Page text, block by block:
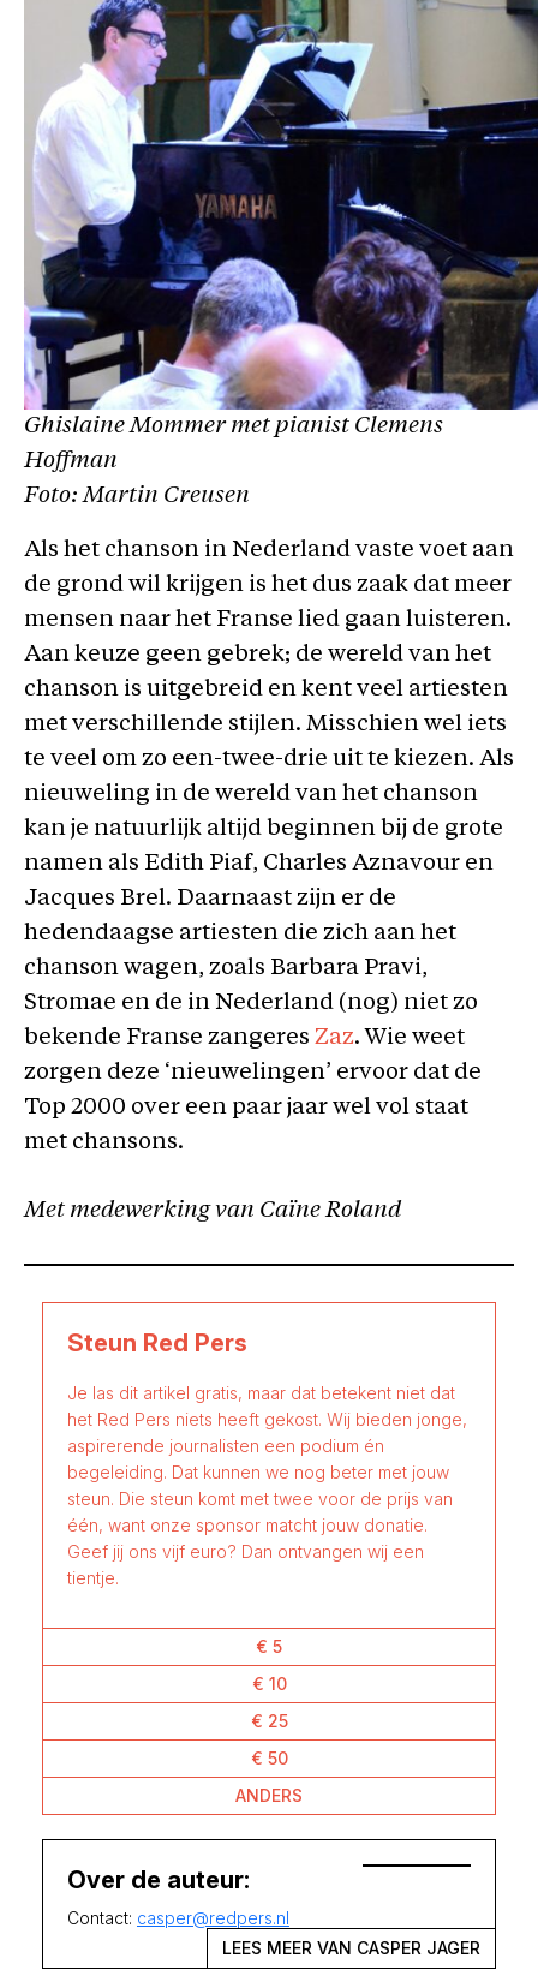
Ghislaine Mommer met pianist Clemens
Hoffman
Foto: Martin Creusen
Als het chanson in Nederland vaste voet aan
de grond wil krijgen is het dus zaak dat meer
mensen naar het Franse lied gaan luisteren.
Aan keuze geen gebrek; de wereld van het
chanson is uitgebreid en kent veel artiesten
met verschillende stijlen. Misschien wel iets
te veel om zo een-twee-drie uit te kiezen. Als
nieuweling in de wereld van het chanson
kan je natuurlijk altijd beginnen bij de grote
namen als Edith Piaf, Charles Aznavour en
Jacques Brel. Daarnaast zijn er de
hedendaagse artiesten die zich aan het
chanson wagen, zoals Barbara Pravi,
Stromae en de in Nederland (nog) niet zo
bekende Franse zangeres Zaz. Wie weet
zorgen deze ‘nieuwelingen’ ervoor dat de
Top 2000 over een paar jaar wel vol staat
met chansons.
Met medewerking van Caïne Roland
Steun Red Pers
Je las dit artikel gratis, maar dat betekent niet dat
het Red Pers niets heeft gekost. Wij bieden jonge,
aspirerende journalisten een podium én
begeleiding. Dat kunnen we nog beter met jouw
steun. Die steun komt met twee voor de prijs van
één, want onze sponsor matcht jouw donatie.
Geef jij ons vijf euro? Dan ontvangen wij een
tientje.
€ 5
€ 10
€ 25
€ 50
ANDERS
Over de auteur:
Contact: casper@redpers.nl
LEES MEER VAN CASPER JAGER